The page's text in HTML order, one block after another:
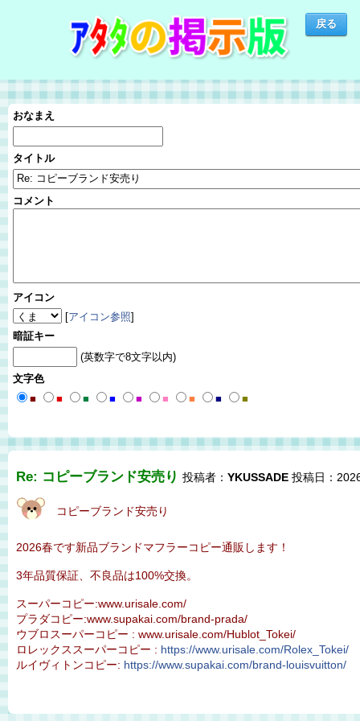
おなまえ
タイトル
コメント
アイコン
[アイコン参照]
暗証キー
(英数字で8文字以内)
文字色
■
■ ■ ■ ■ ■ ■ ■ ■
Re: コピーブランド安売り 投稿者： YKUSSADE 投稿日：
コピーブランド安売り
2026春です新品ブランドマフラーコピー通販します！
3年品質保証、不良品は100%交換。
スーパーコピー:www.urisale.com/
プラダコピー:www.supakai.com/brand-prada/
ウブロスーパーコピー : www.urisale.com/Hublot_Tokei/
ロレックススーパーコピー : https://www.urisale.com/Rolex_Tokei/
ルイヴィトンコピー: https://www.supakai.com/brand-louisvuitton/